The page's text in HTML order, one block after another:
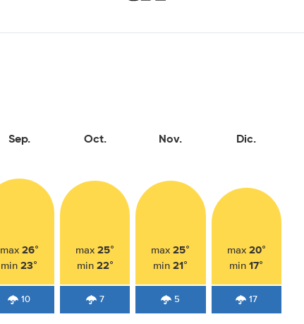
Sep.
max 26°
min23°
10
Oct.
max25°
min 22°
7
Nov.
max25°
min21°
5
Dic.
max 20°
min17°
17